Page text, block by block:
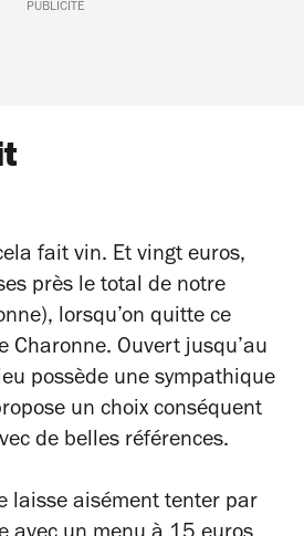
PUBLICITÉ
fait vin. Et vingt euros,
près le total de notre
lorsqu’on quitte ce
Charonne. Ouvert jusqu’au
possède une sympathique
un choix conséquent
de belles références.
laisse aisément tenter par